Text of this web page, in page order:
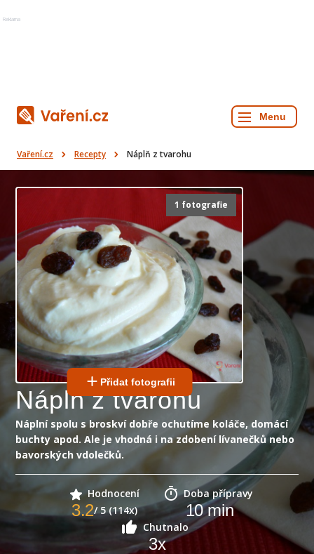
Reklama
Vaření.cz Recepty Náplň z tvarohu
1 fotografie
Přidat fotografii
Náplň z tvarohu
Náplní spolu s broskví dobře ochutíme koláče, domácí
buchty apod. Ale je vhodná i na zdobení lívanečků nebo
bavorských vdolečků.
Hodnocení
3.2/ 5 (114x)
Doba přípravy
10min
Chutnalo
3x